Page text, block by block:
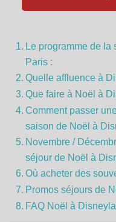
Le programme de la
Paris :
Quelle affluence à
Que faire à Noël à
Comment passer
saison de Noël à
Novembre /
séjour de Noël à
Où acheter des
Promos séjours de
FAQ Noël à